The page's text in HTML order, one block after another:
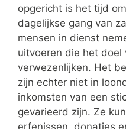
opgericht is het tijd
dagelijkse gang van
mensen in dienst
uitvoeren die het doel
verwezenlijken. Het
zijn echter niet in
inkomsten van een
gevarieerd zijn. Ze
erfenissen, donaties